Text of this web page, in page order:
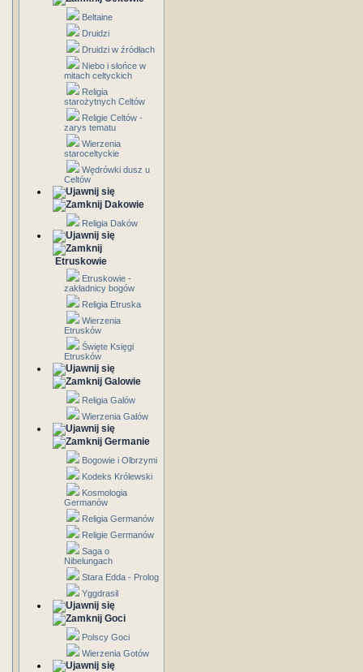
Beltaine
Druidzi
Druidzi w źródłach
Niebo i słońce w
mitach celtyckich
Religia
starożytnych Celtów
Religie Celtów -
zarys tematu
Wierzenia
staroceltyckie
Wędrówki dusz u
Celtów
Dakowie
Religia Daków
Etruskowie
Etruskowie -
zakładnicy bogów
Religia Etruska
Wierzenia
Etrusków
Święte Księgi
Etrusków
Galowie
Religia Galów
Wierzenia Galów
Germanie
Bogowie i Olbrzymi
Kodeks Królewski
Kosmologia
Germanów
Religia Germanów
Religie Germanów
Saga o
Nibelungach
Stara Edda - Prolog
Yggdrasil
Goci
Polscy Goci
Wierzenia Gotów